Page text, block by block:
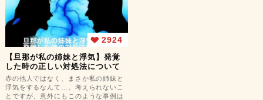
2924
【旦那が私の姉妹と浮気】発覚
した時の正しい対処法について
赤の他人ではなく、まさか私の姉妹と
浮気をするなんて…。考えられないこ
とですが、意外にもこのような事例は